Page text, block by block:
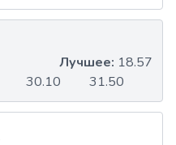
30.10 31.50
Лучшее: 18.57